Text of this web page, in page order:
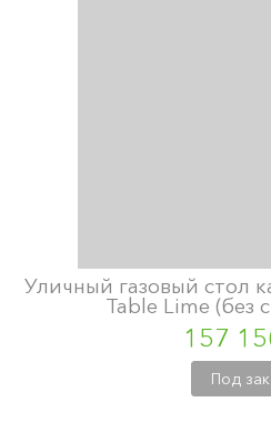
Уличный газовый стол
Table Lime (без
157
Под